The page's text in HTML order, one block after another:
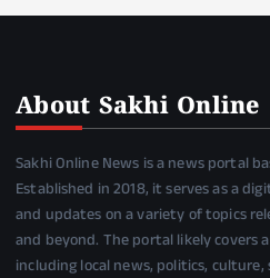
About Sakhi Online
Sakhi Online News is a news portal
Established in 2018, it serves as a
and updates on a variety of topics
and beyond. The portal likely covers
including local news, politics,